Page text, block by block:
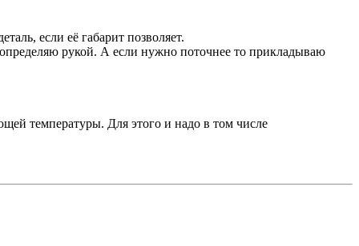
если её габарит позволяет.
рукой. А если нужно поточнее то прикладываю
температуры. Для этого и надо в том числе